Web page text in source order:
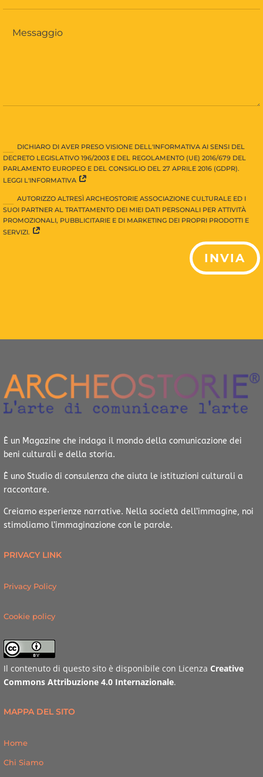
DICHIARO DI AVER PRESO VISIONE DELL'INFORMATIVA AI SENSI DEL
DECRETO LEGISLATIVO 196/2003 E DEL REGOLAMENTO (UE) 2016/679 DEL
PARLAMENTO EUROPEO E DEL CONSIGLIO DEL 27 APRILE 2016 (GDPR).
LEGGI L'INFORMATIVA
AUTORIZZO ALTRESÌ ARCHEOSTORIE ASSOCIAZIONE CULTURALE ED I
SUOI PARTNER AL TRATTAMENTO DEI MIEI DATI PERSONALI PER ATTIVITÀ
PROMOZIONALI, PUBBLICITARIE E DI MARKETING DEI PROPRI PRODOTTI E
SERVIZI.
INVIA
È un Magazine che indaga il mondo della comunicazione dei
beni culturali e della storia.
È uno Studio di consulenza che aiuta le istituzioni culturali a
raccontare.
Creiamo esperienze narrative. Nella società dell’immagine, noi
stimoliamo l’immaginazione con le parole.
PRIVACY LINK
Privacy Policy
Cookie policy
Il contenuto di questo sito è disponibile con Licenza Creative
Commons Attribuzione 4.0 Internazionale.
MAPPA DEL SITO
Home
Chi Siamo